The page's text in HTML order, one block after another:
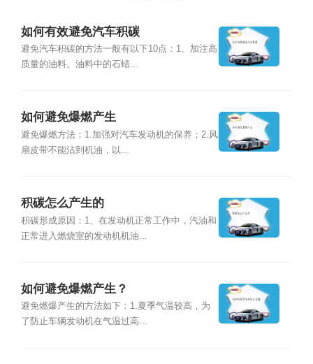
如何有效避免汽车积碳
避免汽车积碳的方法一般有以下10点：1、加注高
质量的油料。油料中的石蜡...
如何避免爆燃产生
避免爆燃方法：1.加强对汽车发动机的保养；2.风
扇皮带不能沾到机油，以...
积碳怎么产生的
积碳形成原因：1、在发动机正常工作中，汽油和
正常进入燃烧室的发动机机油...
如何避免爆燃产生？
避免燃爆产生的方法如下：1.夏季气温较高，为
了防止车辆发动机在气温过高...